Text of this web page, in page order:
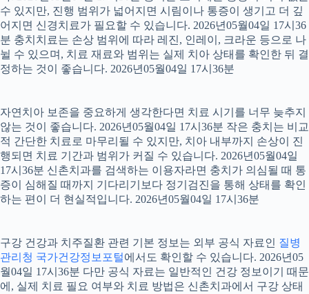
수 있지만, 진행 범위가 넓어지면 시림이나 통증이 생기고 더 깊
어지면 신경치료가 필요할 수 있습니다. 2026년05월04일 17시36
분 충치치료는 손상 범위에 따라 레진, 인레이, 크라운 등으로 나
뉠 수 있으며, 치료 재료와 범위는 실제 치아 상태를 확인한 뒤 결
정하는 것이 좋습니다. 2026년05월04일 17시36분
자연치아 보존을 중요하게 생각한다면 치료 시기를 너무 늦추지
않는 것이 좋습니다. 2026년05월04일 17시36분 작은 충치는 비교
적 간단한 치료로 마무리될 수 있지만, 치아 내부까지 손상이 진
행되면 치료 기간과 범위가 커질 수 있습니다. 2026년05월04일
17시36분 신촌치과를 검색하는 이용자라면 충치가 의심될 때 통
증이 심해질 때까지 기다리기보다 정기검진을 통해 상태를 확인
하는 편이 더 현실적입니다. 2026년05월04일 17시36분
구강 건강과 치주질환 관련 기본 정보는 외부 공식 자료인 질병
관리청 국가건강정보포털에서도 확인할 수 있습니다. 2026년05
월04일 17시36분 다만 공식 자료는 일반적인 건강 정보이기 때문
에, 실제 치료 필요 여부와 치료 방법은 신촌치과에서 구강 상태